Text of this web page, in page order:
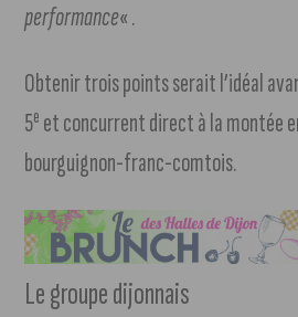
performance« .
Obtenir trois points serait l’idéal
5e et concurrent direct à la montée
bourguignon-franc-comtois.
Le groupe dijonnais